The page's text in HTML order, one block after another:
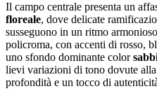
Il campo centrale presenta un
floreale, dove delicate
susseguono in un ritmo
policroma, con accenti di rosso,
uno sfondo dominante color
lievi variazioni di tono dovute
profondità e un tocco di